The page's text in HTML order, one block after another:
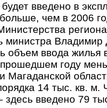
введено в
чем в 2006
министра
объем ввода жилья
году
Магаданской
14 тыс. кв. м.
здесь введено 79